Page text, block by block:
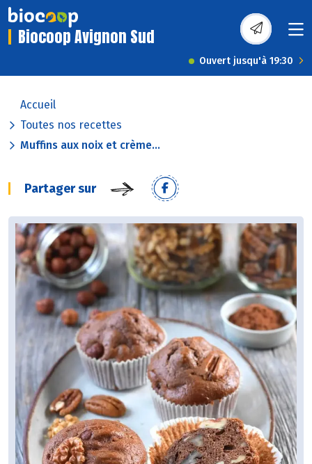
Biocoop Avignon Sud
Ouvert jusqu'à 19:30
Accueil
Toutes nos recettes
Muffins aux noix et crème...
Partager sur